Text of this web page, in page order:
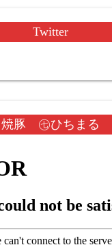
Twitter
焼豚 ㊆ひちまる